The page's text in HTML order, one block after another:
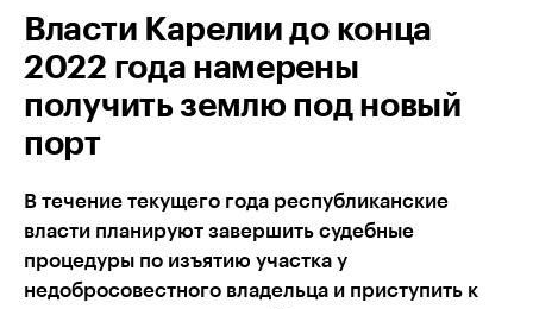
Власти Карелии до конца
2022 года намерены
получить землю под новый
порт
В течение текущего года республиканские
власти планируют завершить судебные
процедуры по изъятию участка у
недобросовестного владельца и приступить к